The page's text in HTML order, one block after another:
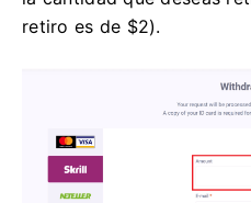
retiro es de $2).